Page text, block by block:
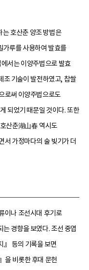
는 호산춘 양조 방법은
가루를 사용하여 발효를
서는 이양주법으로 발효
조 기술이 발전하였고, 찹쌀
로써 이양주법으로도
되었기 때문일 것이다. 또한
산춘湖山春 역시도
서 가정마다의 술 빚기가 더
이나 조선시대 후기로
경향을 보였다. 조선 중엽
』 등의 기록을 보면
을 비롯한 후대 문헌